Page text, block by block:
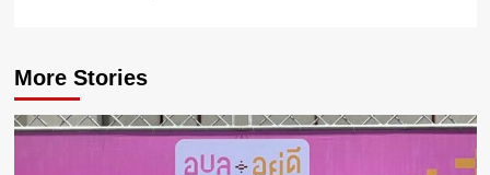
More Stories